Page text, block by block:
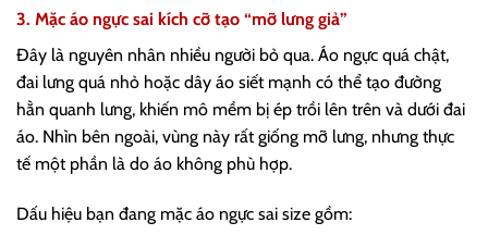
3. Mặc áo ngực sai kích cỡ tạo “mỡ lưng giả”
Đây là nguyên nhân nhiều người bỏ qua. Áo ngực quá chật,
đai lưng quá nhỏ hoặc dây áo siết mạnh có thể tạo đường
hằn quanh lưng, khiến mô mềm bị ép trồi lên trên và dưới đai
áo. Nhìn bên ngoài, vùng này rất giống mỡ lưng, nhưng thực
tế một phần là do áo không phù hợp.
Dấu hiệu bạn đang mặc áo ngực sai size gồm: